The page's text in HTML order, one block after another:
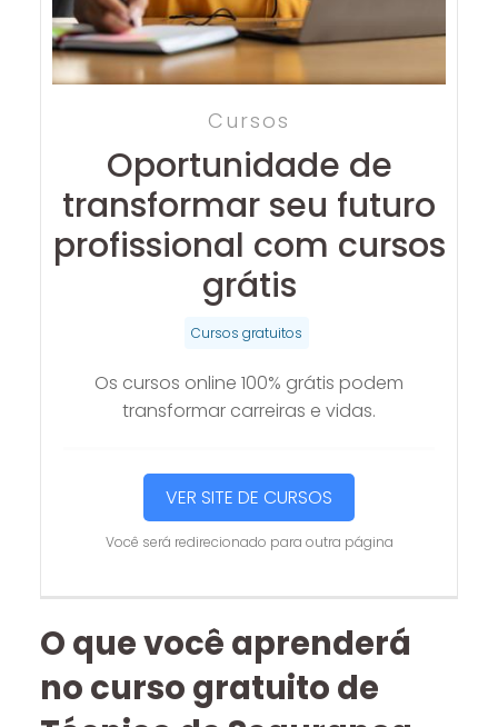
Cursos
Oportunidade de
transformar seu futuro
profissional com cursos
grátis
Cursos gratuitos
Os cursos online 100% grátis podem
transformar carreiras e vidas.
VER SITE DE CURSOS
Você será redirecionado para outra página
O que você aprenderá
no curso gratuito de